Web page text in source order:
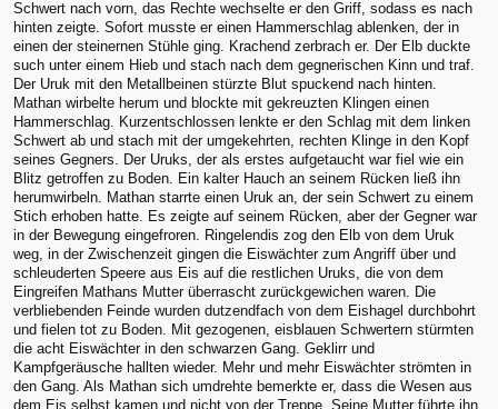
Schwert nach vorn, das Rechte wechselte er den Griff, sodass es nach
hinten zeigte. Sofort musste er einen Hammerschlag ablenken, der in
einen der steinernen Stühle ging. Krachend zerbrach er. Der Elb duckte
such unter einem Hieb und stach nach dem gegnerischen Kinn und traf.
Der Uruk mit den Metallbeinen stürzte Blut spuckend nach hinten.
Mathan wirbelte herum und blockte mit gekreuzten Klingen einen
Hammerschlag. Kurzentschlossen lenkte er den Schlag mit dem linken
Schwert ab und stach mit der umgekehrten, rechten Klinge in den Kopf
seines Gegners. Der Uruks, der als erstes aufgetaucht war fiel wie ein
Blitz getroffen zu Boden. Ein kalter Hauch an seinem Rücken ließ ihn
herumwirbeln. Mathan starrte einen Uruk an, der sein Schwert zu einem
Stich erhoben hatte. Es zeigte auf seinem Rücken, aber der Gegner war
in der Bewegung eingefroren. Ringelendis zog den Elb von dem Uruk
weg, in der Zwischenzeit gingen die Eiswächter zum Angriff über und
schleuderten Speere aus Eis auf die restlichen Uruks, die von dem
Eingreifen Mathans Mutter überrascht zurückgewichen waren. Die
verbliebenden Feinde wurden dutzendfach von dem Eishagel durchbohrt
und fielen tot zu Boden. Mit gezogenen, eisblauen Schwertern stürmten
die acht Eiswächter in den schwarzen Gang. Geklirr und
Kampfgeräusche hallten wieder. Mehr und mehr Eiswächter strömten in
den Gang. Als Mathan sich umdrehte bemerkte er, dass die Wesen aus
dem Eis selbst kamen und nicht von der Treppe. Seine Mutter führte ihn